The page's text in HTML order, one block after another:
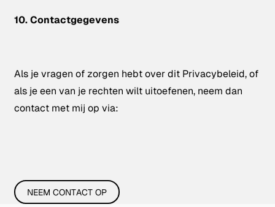
10. Contactgegevens
Als je vragen of zorgen hebt over dit Privacybeleid, of
als je een van je rechten wilt uitoefenen, neem dan
contact met mij op via:
NEEM CONTACT OP
NEEM CONTACT OP